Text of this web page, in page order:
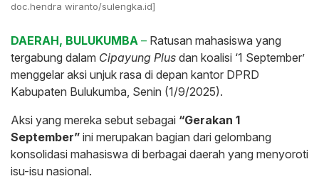
doc.hendra wiranto/sulengka.id]
DAERAH, BULUKUMBA – Ratusan mahasiswa yang
tergabung dalam Cipayung Plus dan koalisi ‘1 September’
menggelar aksi unjuk rasa di depan kantor DPRD
Kabupaten Bulukumba, Senin (1/9/2025).
Aksi yang mereka sebut sebagai “Gerakan 1
September” ini merupakan bagian dari gelombang
konsolidasi mahasiswa di berbagai daerah yang menyoroti
isu-isu nasional.